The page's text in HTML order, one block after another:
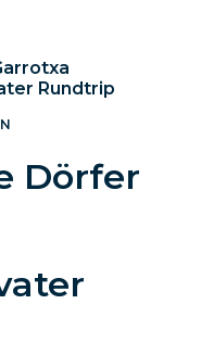
Rundtrip
Dörfer